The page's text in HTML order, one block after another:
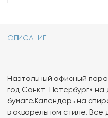
ОПИСАНИЕ
Настольный офисный
год Санкт-Петербург» на
бумаге.Календарь на
в акварельном стиле.